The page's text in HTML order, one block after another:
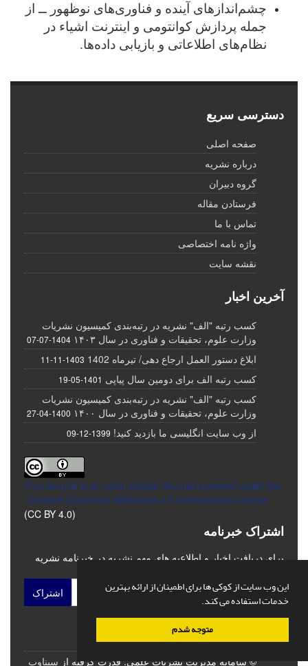
این وب سایت از کوکی ها برای اطمینان از ارائه بهترین
خدمات استفاده می کند.
متوجه شدم
چشم‌اندازهای آینده و فناوری‌های نوظهور ــ از
جمله پردازش کوانتومی و اینترنت اشیاء در
نظام‌های اطلاعاتی و بازیابی داده‌ها.
دسترسی سریع
صفحه اصلی
درباره نشریه
گروه دبیران
فرستادن مقاله
تماس با ما
واژه نامه اختصاصی
نقشه سایت
آخرین اخبار
کسب رتبه "الف" نشریه در رتبه‌بندی کمیسیون نشریات
وزارت علوم، تحقیقات و فناوری در سال ۱۴۰۳
1404-07-07
ابلاغ دستور العمل ارجاع دهی/ تیرماه 1402 1403-11-11
کسب رتبه الف برای دومین سال پیاپی 1401-05-19
کسب رتبه "الف" نشریه در رتبه‌بندی کمیسیون نشریات
وزارت علوم، تحقیقات و فناوری در سال ۱۴۰۰
1400-04-27
از وب سایت انگلیسی ما بازدید کنید! 1399-12-09
This Journal is an open access Journal Licensed under the
Creative Commons Attribution 4.0 International License
(CC BY 4.0)
اشتراک خبرنامه
برای دریافت اخبار و اطلاعیه های مهم نشریه در خبرنامه نشریه
اشتراک
© سامانه مدیریت نشریات علمی. قدرت گرفته از سیناوب